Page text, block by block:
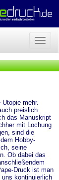
mehr.
preislich
das Manuskript
mit Lochung
sind die
Hobby-
seine
Ob dabei das
Druck ist man
kontinuierlich